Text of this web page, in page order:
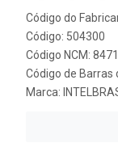
Código do
Código: 504300
Código NCM:
Código de Barras
Marca: